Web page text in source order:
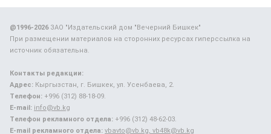
@1996-2026ЗАО "Издательский дом "Вечерний Бишкек"
При размещении материалов на сторонних ресурсах гиперссылка на
источник обязательна.
Контакты редакции:
Адрес: Кыргызстан, г. Бишкек, ул. Усенбаева, 2.
Телефон: +996 (312) 88-18-09.
E-mail: info@vb.kg
Телефон рекламного отдела: +996 (312) 48-62-03.
E-mail рекламного отдела: vbavto@vb.kg, vb48k@vb.kg